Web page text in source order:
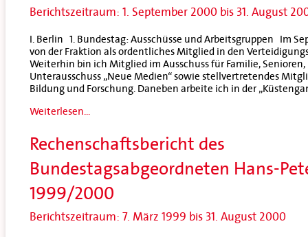
Berichtszeitraum: 1. September 2000 bis 31. August
I. Berlin 1. Bundestag: Ausschüsse und Arbeitsgruppen Im
von der Fraktion als ordentliches Mitglied in den
Weiterhin bin ich Mitglied im Ausschuss für Familie, Senioren,
Unterausschuss „Neue Medien“ sowie stellvertretendes
Bildung und Forschung. Daneben arbeite ich in der
Weiterlesen...
Rechenschaftsbericht des
Bundestagsabgeordneten Hans-
1999/2000
Berichtszeitraum: 7. März 1999 bis 31. August 2000